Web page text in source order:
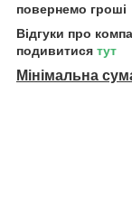
повернемо гроші
Відгуки про
подивитися тут
Мінімальна